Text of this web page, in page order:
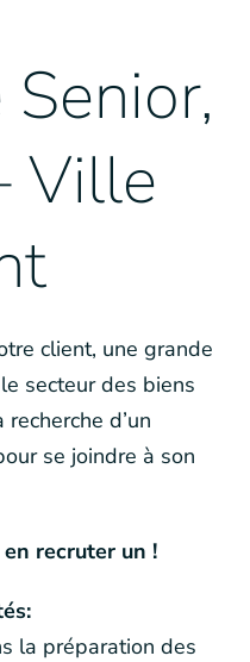
Ville
client, une grande
secteur des biens
d’un
se joindre à son
recruter un !
la préparation des